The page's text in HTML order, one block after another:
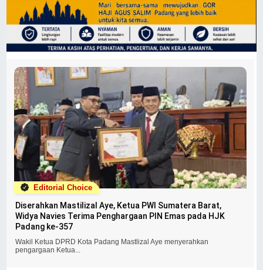
Editorial Choice
Diserahkan Mastilizal Aye, Ketua PWI Sumatera Barat,
Widya Navies Terima Penghargaan PIN Emas pada HJK
Padang ke-357
Wakil Ketua DPRD Kota Padang Mastlizal Aye menyerahkan
pengargaan Ketua...